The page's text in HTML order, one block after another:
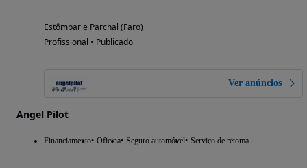
Estômbar e Parchal (Faro)
Profissional • Publicado
Ver anúncios
Angel Pilot
Financiamento Oficina Seguro automóvel Serviço de retoma